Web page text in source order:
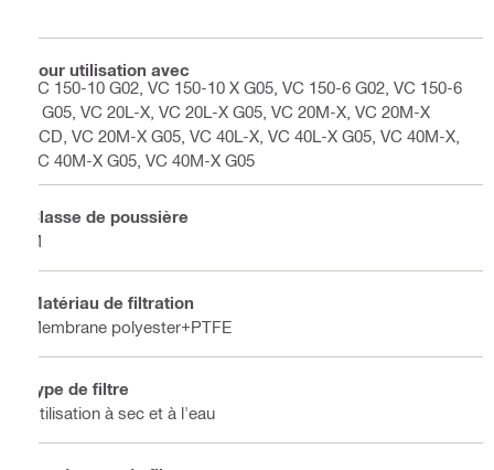
Pour utilisation avec
VC 150-10 G02, VC 150-10 X G05, VC 150-6 G02, VC 150-6
X G05, VC 20L-X, VC 20L-X G05, VC 20M-X, VC 20M-X
ACD, VC 20M-X G05, VC 40L-X, VC 40L-X G05, VC 40M-X,
VC 40M-X G05, VC 40M-X G05
Classe de poussière
M
Matériau de filtration
Membrane polyester+PTFE
Type de filtre
Utilisation à sec et à l'eau